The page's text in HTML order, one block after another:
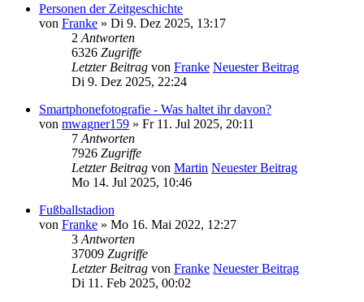
Personen der Zeitgeschichte
von Franke » Di 9. Dez 2025, 13:17
2 Antworten
6326 Zugriffe
Letzter Beitrag von Franke Neuester Beitrag
Di 9. Dez 2025, 22:24
Smartphonefotografie - Was haltet ihr davon?
von mwagner159 » Fr 11. Jul 2025, 20:11
7 Antworten
7926 Zugriffe
Letzter Beitrag von Martin Neuester Beitrag
Mo 14. Jul 2025, 10:46
Fußballstadion
von Franke » Mo 16. Mai 2022, 12:27
3 Antworten
37009 Zugriffe
Letzter Beitrag von Franke Neuester Beitrag
Di 11. Feb 2025, 00:02